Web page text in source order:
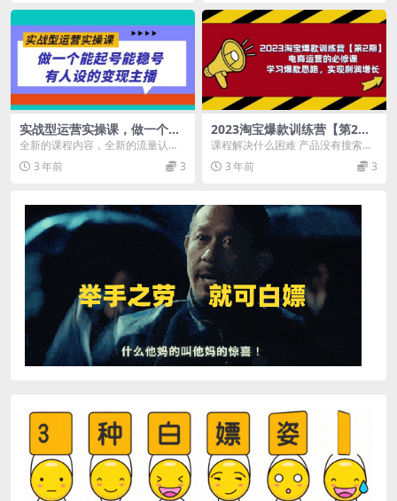
实战型运营实操课，做一个能
起号能稳号有人设的变现主播
全新的课程内容，全新的流量认
知， 课程内容 1.《直播间带货趋
势》.mp4 2....
3 年前 3
2023淘宝爆款训练营【第2
期】电商运营的必修课，学习
爆款思路 实现利润增长
课程解决什么困难 产品没有搜索流
量? 推广花钱多还亏钱？ 同行价格
战没钱赚? 新...
3 年前 3